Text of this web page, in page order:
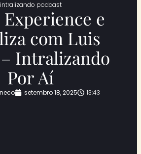
intralizando podcast
Experience e
com Luis
Intralizando
Por Aí
setembro 18, 2025 13:43